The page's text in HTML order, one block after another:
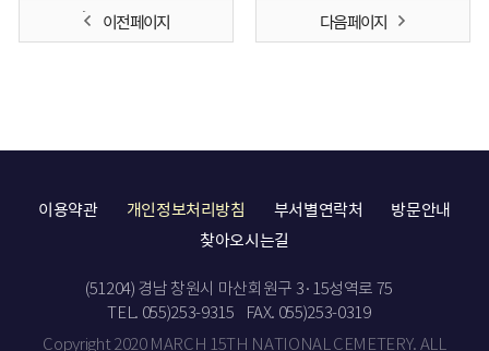
이전 페이지 다음 페이지
이용약관 개인정보처리방침 부서별연락처
방문안내
찾아오시는길
(51204) 경남 창원시 마산회원구 3·15성역로 75
TEL. 055)253-9315
FAX. 055)253-0319
Copyright 2020 MARCH 15TH NATIONAL CEMETERY. ALL